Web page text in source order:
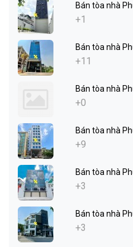
Bán tòa nhà
+1
Bán tòa nhà
+11
Bán tòa nhà
+0
Bán tòa nhà
+9
Bán tòa nhà
+3
Bán tòa nhà
+3